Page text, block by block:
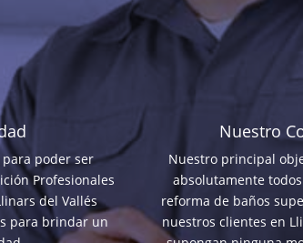
para poder ser
Profesionales
del Vallés
para brindar un
Nuestro
Nuestro principal
absolutamente
reforma de baños
nuestros clientes en